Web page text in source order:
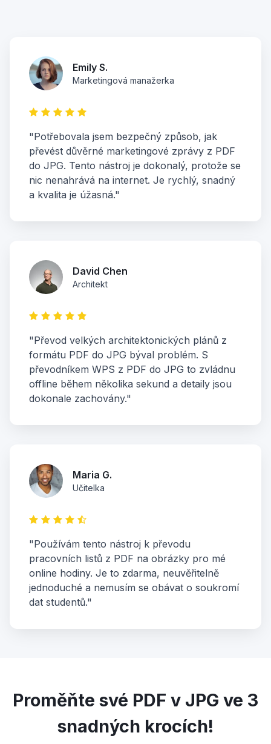
Emily S.
Marketingová manažerka
"Potřebovala jsem bezpečný způsob, jak
převést důvěrné marketingové zprávy z PDF
do JPG. Tento nástroj je dokonalý, protože se
nic nenahrává na internet. Je rychlý, snadný
a kvalita je úžasná."
David Chen
Architekt
"Převod velkých architektonických plánů z
formátu PDF do JPG býval problém. S
převodníkem WPS z PDF do JPG to zvládnu
offline během několika sekund a detaily jsou
dokonale zachovány."
Maria G.
Učitelka
"Používám tento nástroj k převodu
pracovních listů z PDF na obrázky pro mé
online hodiny. Je to zdarma, neuvěřitelně
jednoduché a nemusím se obávat o soukromí
dat studentů."
Proměňte své PDF v JPG ve 3
snadných krocích!